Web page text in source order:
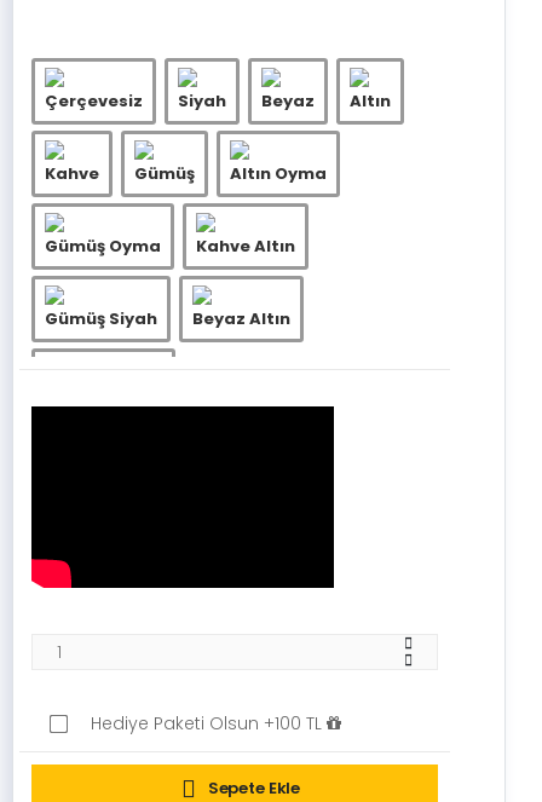
Çerçevesiz Siyah Beyaz Altın
Kahve Gümüş Altın Oyma
Gümüş Oyma Kahve Altın
Gümüş Siyah Beyaz Altın
Hediye Paketi Olsun +100 TL
Sepete Ekle